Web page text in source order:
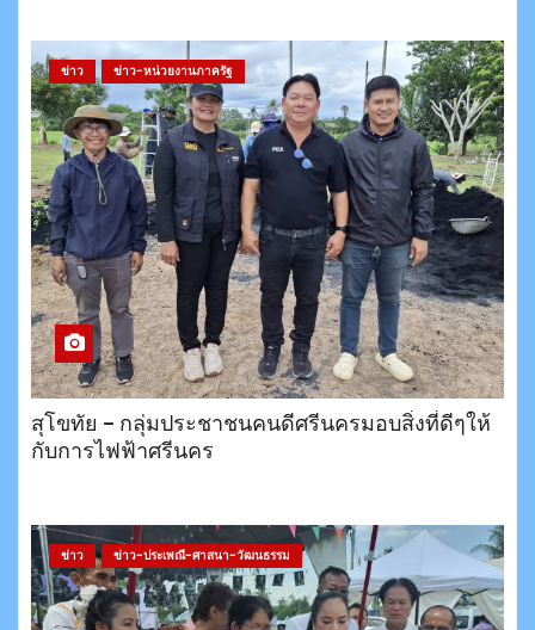
ข่าว ข่าว-หน่วยงานภาครัฐ
สุโขทัย – กลุ่มประชาชนคนดีศรีนครมอบสิ่งที่ดีๆให้
กับการไฟฟ้าศรีนคร
ข่าว ข่าว-ประเพณี-ศาสนา-วัฒนธรรม